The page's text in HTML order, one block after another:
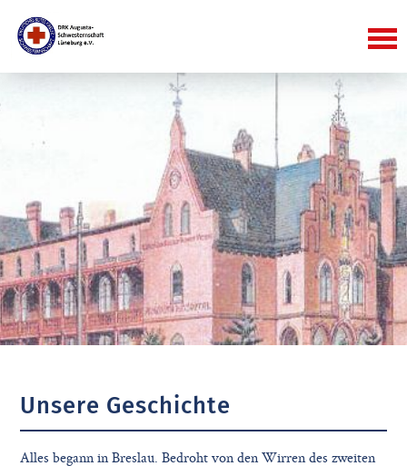
Unsere Geschichte
Alles begann in Breslau. Bedroht von den Wirren des zweiten